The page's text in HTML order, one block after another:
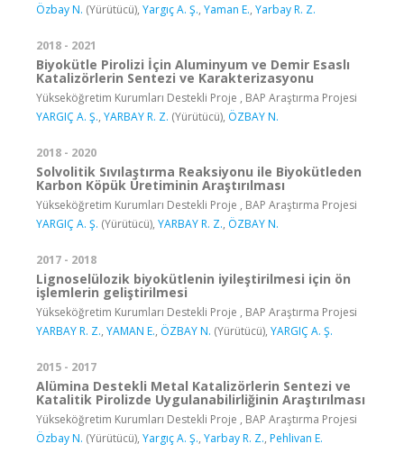
Özbay N. (Yürütücü), Yargıç A. Ş., Yaman E., Yarbay R. Z.
2018 - 2021
Biyokütle Pirolizi İçin Aluminyum ve Demir Esaslı
Katalizörlerin Sentezi ve Karakterizasyonu
Yükseköğretim Kurumları Destekli Proje , BAP Araştırma Projesi
YARGIÇ A. Ş., YARBAY R. Z. (Yürütücü), ÖZBAY N.
2018 - 2020
Solvolitik Sıvılaştırma Reaksiyonu ile Biyokütleden
Karbon Köpük Üretiminin Araştırılması
Yükseköğretim Kurumları Destekli Proje , BAP Araştırma Projesi
YARGIÇ A. Ş. (Yürütücü), YARBAY R. Z., ÖZBAY N.
2017 - 2018
Lignoselülozik biyokütlenin iyileştirilmesi için ön
işlemlerin geliştirilmesi
Yükseköğretim Kurumları Destekli Proje , BAP Araştırma Projesi
YARBAY R. Z., YAMAN E., ÖZBAY N. (Yürütücü), YARGIÇ A. Ş.
2015 - 2017
Alümina Destekli Metal Katalizörlerin Sentezi ve
Katalitik Pirolizde Uygulanabilirliğinin Araştırılması
Yükseköğretim Kurumları Destekli Proje , BAP Araştırma Projesi
Özbay N. (Yürütücü), Yargıç A. Ş., Yarbay R. Z., Pehlivan E.